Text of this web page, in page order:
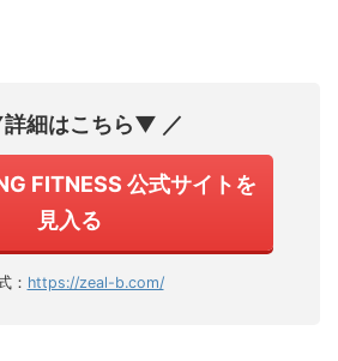
細はこちら▼ ／
FITNESS 公式サイトを
見入る
： https://zeal-b.com/